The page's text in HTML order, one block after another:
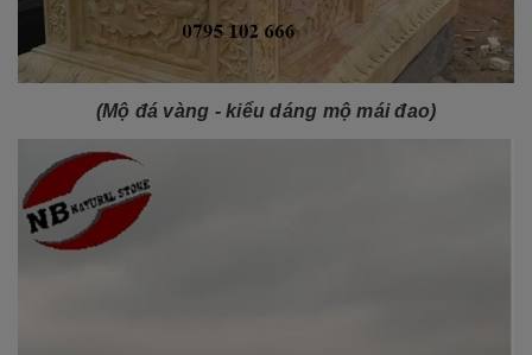
(Mộ đá vàng - kiểu dáng mộ mái đao)